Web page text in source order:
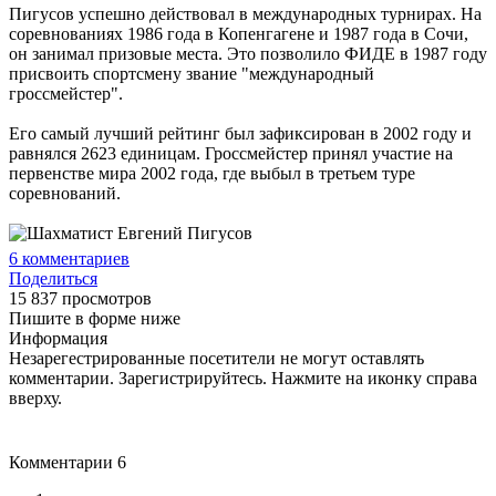
Пигусов успешно действовал в международных турнирах. На
соревнованиях 1986 года в Копенгагене и 1987 года в Сочи,
он занимал призовые места. Это позволило ФИДЕ в 1987 году
присвоить спортсмену звание "международный
гроссмейстер".
Его самый лучший рейтинг был зафиксирован в 2002 году и
равнялся 2623 единицам. Гроссмейстер принял участие на
первенстве мира 2002 года, где выбыл в третьем туре
соревнований.
6 комментариев
Поделиться
15 837 просмотров
Пишите в форме ниже
Информация
Незарегестрированные посетители не могут оставлять
комментарии. Зарегистрируйтесь. Нажмите на иконку справа
вверху.
Комментарии 6